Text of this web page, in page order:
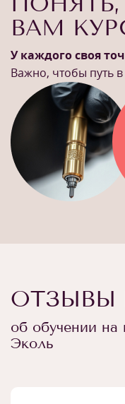
ВАМ
У каждого своя
Важно, чтобы путь
ОТЗЫВЫ
об обучении на
Эколь